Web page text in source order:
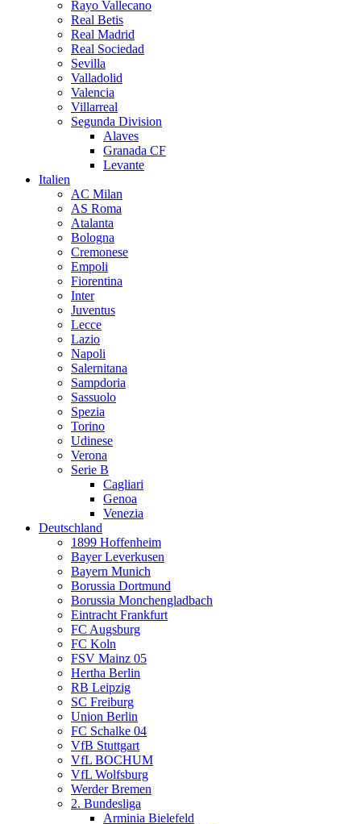
Rayo Vallecano
Real Betis
Real Madrid
Real Sociedad
Sevilla
Valladolid
Valencia
Villarreal
Segunda Division
Alaves
Granada CF
Levante
Italien
AC Milan
AS Roma
Atalanta
Bologna
Cremonese
Empoli
Fiorentina
Inter
Juventus
Lecce
Lazio
Napoli
Salernitana
Sampdoria
Sassuolo
Spezia
Torino
Udinese
Verona
Serie B
Cagliari
Genoa
Venezia
Deutschland
1899 Hoffenheim
Bayer Leverkusen
Bayern Munich
Borussia Dortmund
Borussia Monchengladbach
Eintracht Frankfurt
FC Augsburg
FC Koln
FSV Mainz 05
Hertha Berlin
RB Leipzig
SC Freiburg
Union Berlin
FC Schalke 04
VfB Stuttgart
VfL BOCHUM
VfL Wolfsburg
Werder Bremen
2. Bundesliga
Arminia Bielefeld